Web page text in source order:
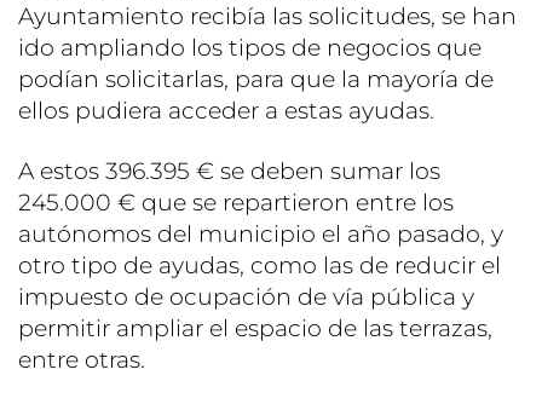
Ayuntamiento recibía las solicitudes, se han
ido ampliando los tipos de negocios que
podían solicitarlas, para que la mayoría de
ellos pudiera acceder a estas ayudas.
A estos 396.395 € se deben sumar los
245.000 € que se repartieron entre los
autónomos del municipio el año pasado, y
otro tipo de ayudas, como las de reducir el
impuesto de ocupación de vía pública y
permitir ampliar el espacio de las terrazas,
entre otras.